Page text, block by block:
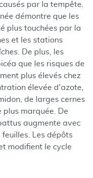
par la tempête.
démontre que les
plus touchées par la
et les stations
De plus, les
que les risques de
plus élevés chez
élevée d'azote,
de larges cernes
plus marquée. De
augmente avec
Les dépôts
modifient le cycle